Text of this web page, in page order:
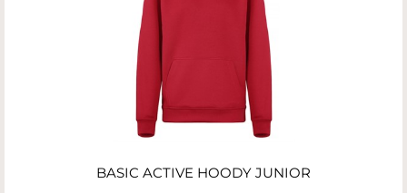
BASIC ACTIVE HOODY JUNIOR